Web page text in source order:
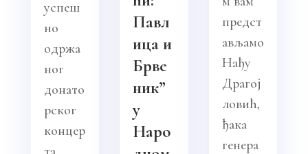
успеш
но
одржа
ног
донато
рског
концер
Павл
ица и
Брве
ник”
у
Наро
предст
ављамо
Нађу
Драгој
ловић,
ђака
генера